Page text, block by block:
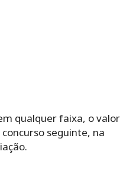
qualquer faixa, o valor
seguinte, na